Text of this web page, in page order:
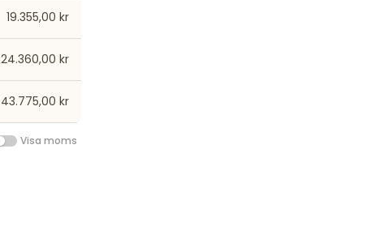
19.355,00 kr
24.360,00 kr
43.775,00 kr
Visa moms